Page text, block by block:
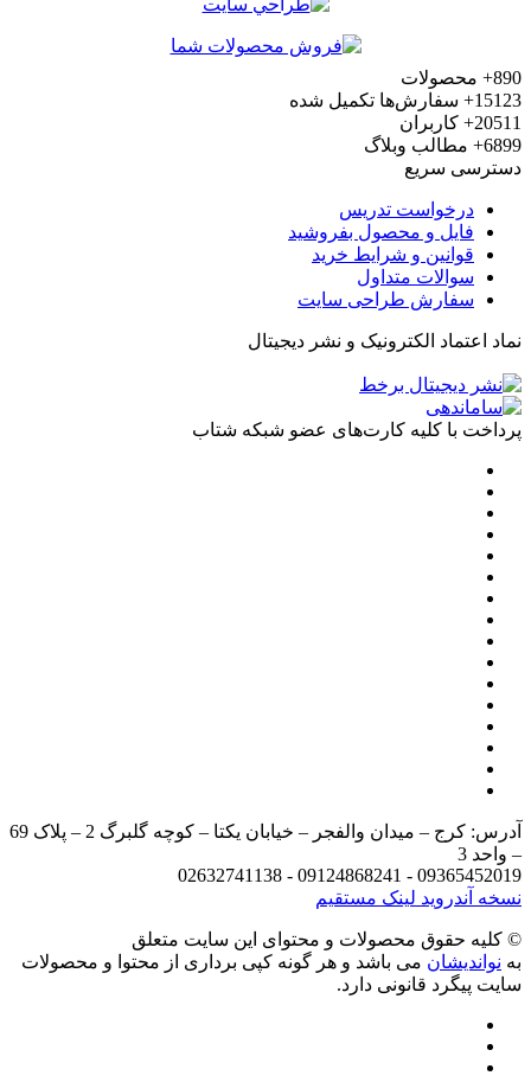
محصولات
سفارش‌ها تکمیل شده
کاربران
مطالب وبلاگ
سریع
درخواست تدریس
فایل و محصول بفروشید
قوانین و شرایط خرید
سوالات متداول
سفارش طراحی سایت
اعتماد الکترونیک و نشر دیجیتال
با کلیه کارت‌های عضو شبکه شتاب
آدرس: کرج – میدان والفجر – خیابان یکتا – کوچه گلبرگ 2 – پلاک 69
3
09365452019 - 09124868241 -
آندرویدلینک مستقیم
حقوق محصولات و محتوای اين سایت متعلق
می باشد و هر گونه کپی برداری از محتوا و محصولات
پیگرد قانونی دارد.